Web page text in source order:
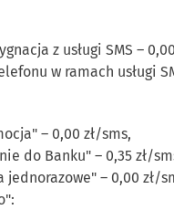
z usługi SMS – 0,00
w ramach usługi
– 0,00 zł/sms,
do Banku" – 0,35 zł/
jednorazowe" – 0,00 zł/